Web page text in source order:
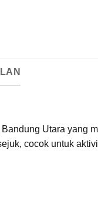
Utara yang
cocok untuk